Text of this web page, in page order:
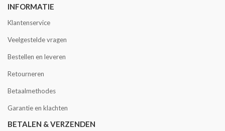
INFORMATIE
Klantenservice
Veelgestelde vragen
Bestellen en leveren
Retourneren
Betaalmethodes
Garantie en klachten
BETALEN & VERZENDEN